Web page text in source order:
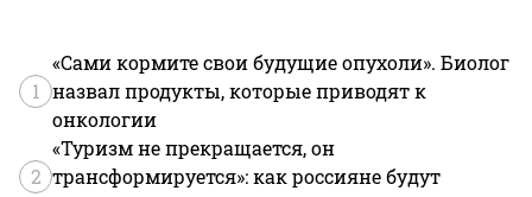
1
«Сами кормите свои будущие опухоли». Биолог
назвал продукты, которые приводят к
онкологии
2
«Туризм не прекращается, он
трансформируется»: как россияне будут